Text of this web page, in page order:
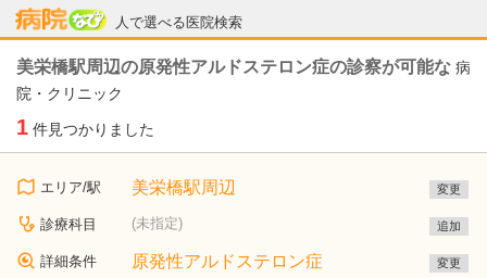
人で選べる医院検索
病院なび
美栄橋駅周辺の原発性アルドステロン症の診察が可能な 病
院・クリニック
1 件見つかりました
エリア/駅 美栄橋駅周辺 変更
診療科目 (未指定) 追加
詳細条件 原発性アルドステロン症 変更